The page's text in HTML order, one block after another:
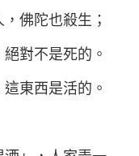
佛陀也殺生；
對不是死的。
東西是活的。